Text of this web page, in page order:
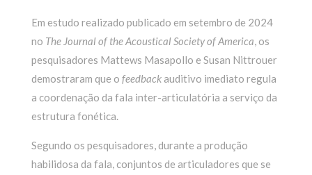
Em estudo realizado publicado em setembro de 2024
no The Journal of the Acoustical Society of America, os
pesquisadores Mattews Masapollo e Susan Nittrouer
demostraram que o feedback auditivo imediato regula
a coordenação da fala inter-articulatória a serviço da
estrutura fonética.
Segundo os pesquisadores, durante a produção
habilidosa da fala, conjuntos de articuladores que se